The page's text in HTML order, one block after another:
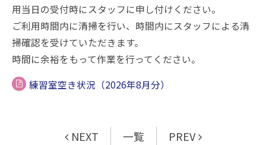
用当日の受付時にスタッフに申し付けください。
ご利用時間内に清掃を行い、時間内にスタッフによる清
掃確認を受けていただきます。
時間に余裕をもって作業を行ってください。
練習室空き状況（2026年8月分）
NEXT 一覧 PREV